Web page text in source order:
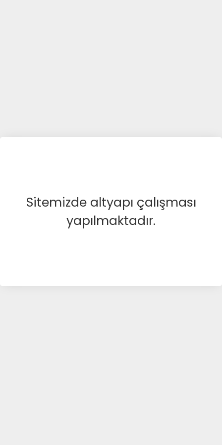
Sitemizde altyapı çalışması
yapılmaktadır.